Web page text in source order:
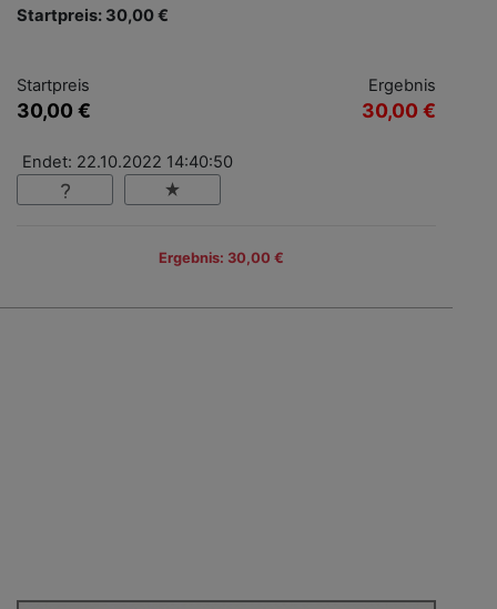
Startpreis: 30,00 €
Startpreis
30,00 €
Ergebnis
30,00 €
Endet: 22.10.2022 14:40:50
Ergebnis: 30,00 €